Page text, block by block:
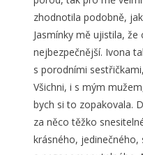
zhodnotila podobně,
Jasmínky mě ujistila, že
nejbezpečnější. Ivona
s porodními
Všichni, i s mým
bych si to zopakovala.
za něco těžko
krásného, jedinečného,